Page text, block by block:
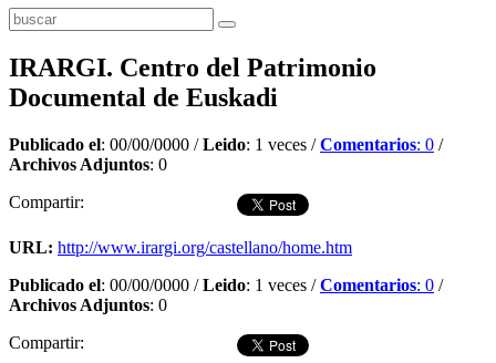
IRARGI. Centro del Patrimonio
Documental de Euskadi
Publicado el: 00/00/0000 /Leido: 1 veces /Comentarios: 0 /
Archivos Adjuntos: 0
Compartir:
URL: http://www.irargi.org/castellano/home.htm
Publicado el: 00/00/0000 /Leido: 1 veces /Comentarios: 0 /
Archivos Adjuntos: 0
Compartir: